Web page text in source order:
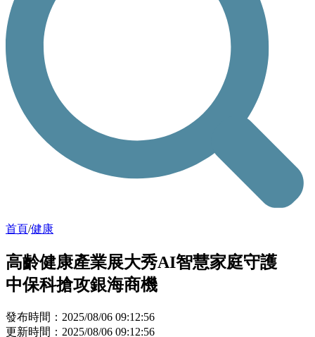
首頁/健康
高齡健康產業展大秀AI智慧家庭守護
中保科搶攻銀海商機
發布時間：2025/08/06 09:12:56
更新時間：2025/08/06 09:12:56